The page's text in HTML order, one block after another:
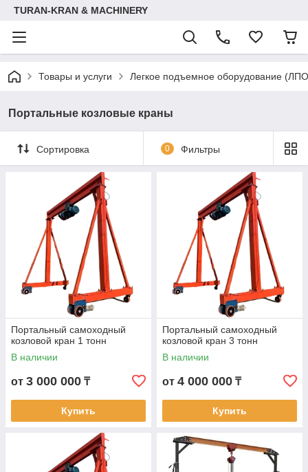
TURAN-KRAN & MACHINERY
Товары и услуги Легкое подъемное оборудование
Портальные козловые краны
Сортировка 0 Фильтры
Портальный самоходный
козловой кран 1 тонн
В наличии
от 3 000 000 ₸
Купить
Портальный самоходный
козловой кран 3 тонн
В наличии
от 4 000 000 ₸
Купить